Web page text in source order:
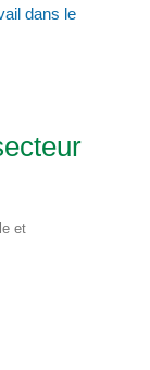
dans le
et